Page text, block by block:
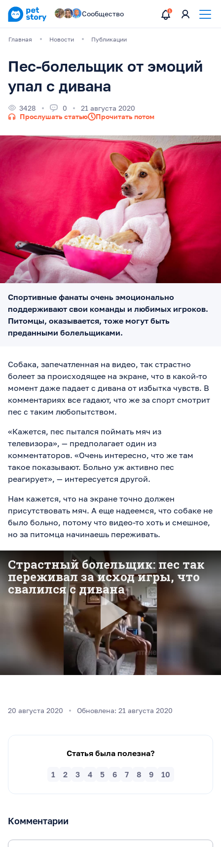
Сообщество
Главная Новости Публикации
Пес-болельщик от эмоций
упал с дивана
3428 0
21 августа 2020
Прослушать статью
Прочитать потом
Спортивные фанаты очень эмоционально
поддерживают свои команды и любимых игроков.
Питомцы, оказывается, тоже могут быть
преданными болельщиками.
Собака, запечатленная на видео, так страстно
болеет за происходящее на экране, что в какой-то
момент даже падает с дивана от избытка чувств. В
комментариях все гадают, что же за спорт смотрит
пес с таким любопытством.
«Кажется, пес пытался поймать мяч из
телевизора», — предполагает один из
комментаторов. «Очень интересно, что же там
такое показывают. Больно уж активно пес
реагирует», — интересуется другой.
Нам кажется, что на экране точно должен
присутствовать мяч. А еще надеемся, что собаке не
было больно, потому что видео-то хоть и смешное,
но за питомца начинаешь переживать.
20 августа 2020 Обновлена: 21 августа 2020
Статья была полезна?
10
9
8
7
6
5
4
3
2
1
Комментарии